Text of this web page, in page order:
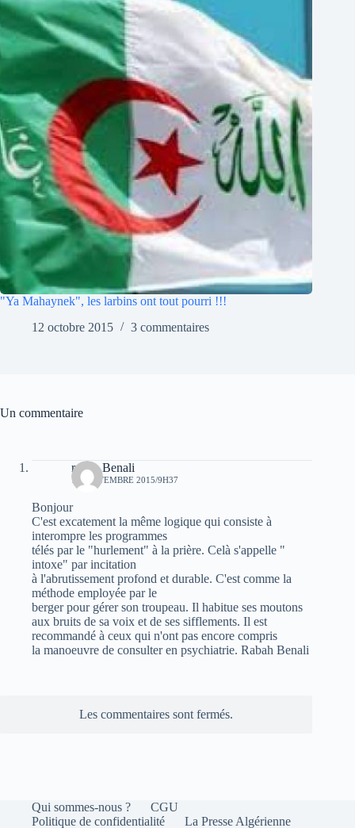
"Ya Mahaynek", les larbins ont tout pourri !!!
12 octobre 2015
3 commentaires
Un commentaire
rabah Benali
15 SEPTEMBRE 2015/9H37
Bonjour
C'est excatement la même logique qui consiste à
interompre les programmes
télés par le "hurlement" à la prière. Celà s'appelle "
intoxe" par incitation
à l'abrutissement profond et durable. C'est comme la
méthode employée par le
berger pour gérer son troupeau. Il habitue ses moutons
aux bruits de sa voix et de ses sifflements. Il est
recommandé à ceux qui n'ont pas encore compris
la manoeuvre de consulter en psychiatrie. Rabah Benali
Les commentaires sont fermés.
Qui sommes-nous ?
CGU
Politique de confidentialité
La Presse Algérienne